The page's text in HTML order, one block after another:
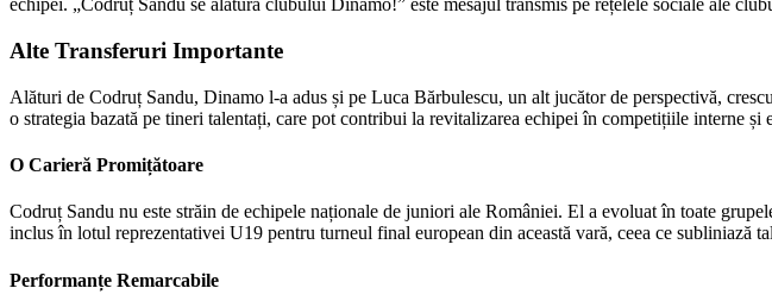
echipei. „Codruț Sandu se alătură clubului Dinamo!” este mesajul transmis pe rețelele sociale ale
Alte Transferuri Importante
Alături de Codruț Sandu, Dinamo l-a adus și pe Luca Bărbulescu, un alt jucător de perspectivă,
o strategia bazată pe tineri talentați, care pot contribui la revitalizarea echipei în competițiile interne și
O Carieră Promițătoare
Codruț Sandu nu este străin de echipele naționale de juniori ale României. El a evoluat în toate
inclus în lotul reprezentativei U19 pentru turneul final european din această vară, ceea ce subliniază
Performanțe Remarcabile